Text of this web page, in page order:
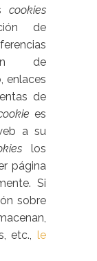
cookies
de
de
enlaces
de
es
a su
los
página
Si
sobre
etc., le